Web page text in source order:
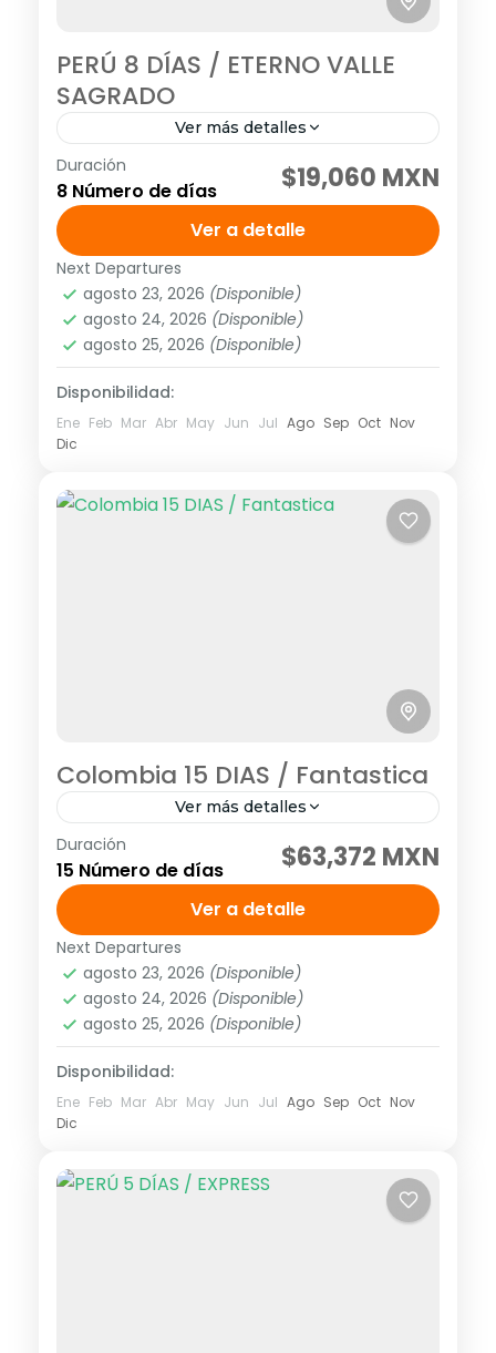
PERÚ 8 DÍAS / ETERNO VALLE
SAGRADO
Ver más detalles
Visitando: Lima, Cusco, Valle Sagrado,
Machu Picchu Salidas: Diarias
(garantizadas con un mínimo de dos
personas adultas) hasta el 20 de
diciembre del 2026. Descarga...
América,Sudamérica
Media
Duración
8 Número de días $19,060 MXN
Ver a detalle
Next Departures
agosto 23, 2026 (Disponible)
agosto 24, 2026 (Disponible)
agosto 25, 2026 (Disponible)
Disponibilidad:
Ene Feb Mar Abr May Jun Jul Ago Sep Oct Nov
Dic
Colombia 15 DIAS / Fantastica
Ver más detalles
Visitando: Bogotá, Medellín, Pereira, Santa
Marta, Ciudad Perdida, Cartagena Días de
operación: Diario hasta el 14 de diciembre
de 2026 Tarifa no aplica para puentes...
América,Sudamérica
2 People
Duración
15 Número de días $63,372 MXN
Ver a detalle
Next Departures
agosto 23, 2026 (Disponible)
agosto 24, 2026 (Disponible)
agosto 25, 2026 (Disponible)
Disponibilidad:
Ene Feb Mar Abr May Jun Jul Ago Sep Oct Nov
Dic